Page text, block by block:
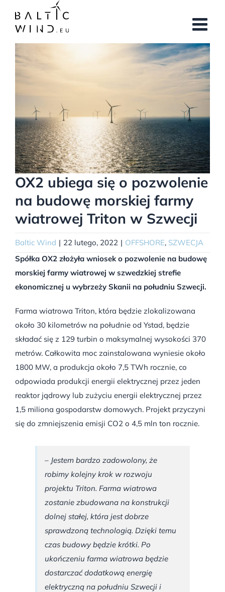
zawartości
większy
OX2 ubiega się o pozwolenie
na budowę morskiej farmy
wiatrowej Triton w Szwecji
Baltic Wind | 22 lutego, 2022 | OFFSHORE, SZWECJA
Spółka OX2 złożyła wniosek o pozwolenie na budowę
morskiej farmy wiatrowej w szwedzkiej strefie
ekonomicznej u wybrzeży Skanii na południu Szwecji.
Farma wiatrowa Triton, która będzie zlokalizowana
około 30 kilometrów na południe od Ystad, będzie
składać się z 129 turbin o maksymalnej wysokości 370
metrów. Całkowita moc zainstalowana wyniesie około
1800 MW, a produkcja około 7,5 TWh rocznie, co
odpowiada produkcji energii elektrycznej przez jeden
reaktor jądrowy lub zużyciu energii elektrycznej przez
1,5 miliona gospodarstw domowych. Projekt przyczyni
się do zmniejszenia emisji CO2 o 4,5 mln ton rocznie.
– Jestem bardzo zadowolony, że
robimy kolejny krok w rozwoju
projektu Triton. Farma wiatrowa
zostanie zbudowana na konstrukcji
dolnej stałej, która jest dobrze
sprawdzoną technologią. Dzięki temu
czas budowy będzie krótki. Po
ukończeniu farma wiatrowa będzie
dostarczać dodatkową energię
elektryczną na południu Szwecji i